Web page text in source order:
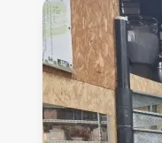
療-
人
生
旅
圖，
有